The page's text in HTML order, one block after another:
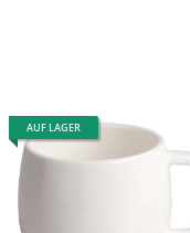
AUF LAGER